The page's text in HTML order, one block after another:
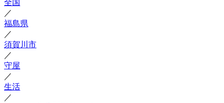
全国
／
福島県
／
須賀川市
／
守屋
／
生活
／